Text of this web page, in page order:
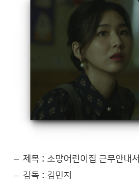
제목 : 소망어린이집 근무안내서
감독 : 김민지